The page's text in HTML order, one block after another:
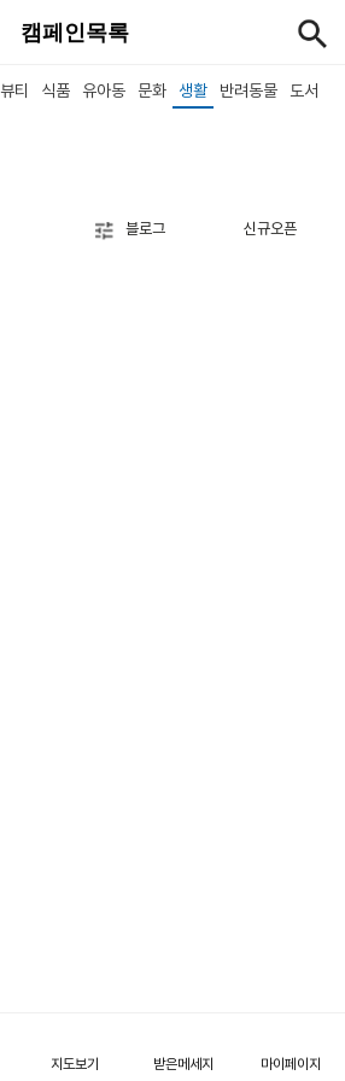
캠페인목록
뷰티 식품 유아동 문화 생활 반려동물 도서
블로그 신규오픈
지도보기 받은메세지 마이페이지